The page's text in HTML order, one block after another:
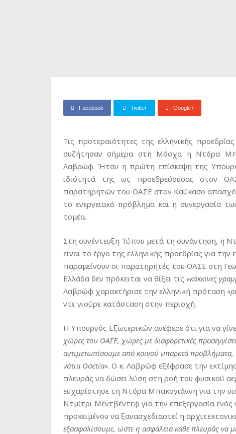
Facebook Twitter Google+
Τις προτεραιότητες της ελληνικής
συζήτησαν σήμερα στη Μόσχα η Ντόρα
Λαβρώφ. Ήταν η πρώτη επίσκεψη της
ιδιότητά της ως προεδρεύουσας στον
παρατηρητών του ΟΑΣΕ στον Καύκασο
το ενεργειακό πρόβλημα και η συνεργασία
τομέα.
Στη συνέντευξη Τύπου μετά τη συνάντηση, η
είναι το έργο της ελληνικής προεδρίας για
παραμείνουν οι παρατηρητές του ΟΑΣΕ στη
Ελλάδα δεν πρόκειται να θίξει τις «κόκκινες
Λαβρώφ χαρακτήρισε την ελληνική πρόταση
ντε γιούρε κατάσταση στην περιοχή.
Η Υπουργός Εξωτερικών ανέφερε ότι για να
χώρες του ΟΑΣΕ, χώρες με διαφορετικές
αντιμετωπίσουμε από κοινού υπαρκτά
νότια Οσετία». Ο κ. Λαβρώφ εξέφρασε την
πλευράς να δώσει λύση στη ροή του φυσικού
ευχαρίστησε τη Ντόρα Μπακογιάννη για την
Ντμίτρι Μεντβέντεφ για την επεξεργασία
προκειμένου να ξανασχεδιαστεί η
εξασφαλίσουμε, ώστε η ασφάλεια κάθε πλευράς να